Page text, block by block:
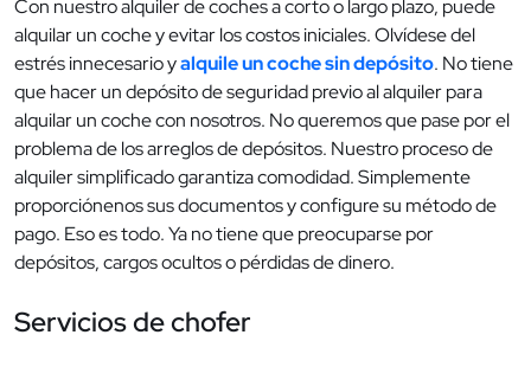
Con nuestro alquiler de coches a corto o largo plazo, puede
alquilar un coche y evitar los costos iniciales. Olvídese del
estrés innecesario yalquile un coche sin depósito. No tiene
que hacer un depósito de seguridad previo al alquiler para
alquilar un coche con nosotros. No queremos que pase por el
problema de los arreglos de depósitos. Nuestro proceso de
alquiler simplificado garantiza comodidad. Simplemente
proporciónenos sus documentos y configure su método de
pago. Eso es todo. Ya no tiene que preocuparse por
depósitos, cargos ocultos o pérdidas de dinero.
Servicios de chofer